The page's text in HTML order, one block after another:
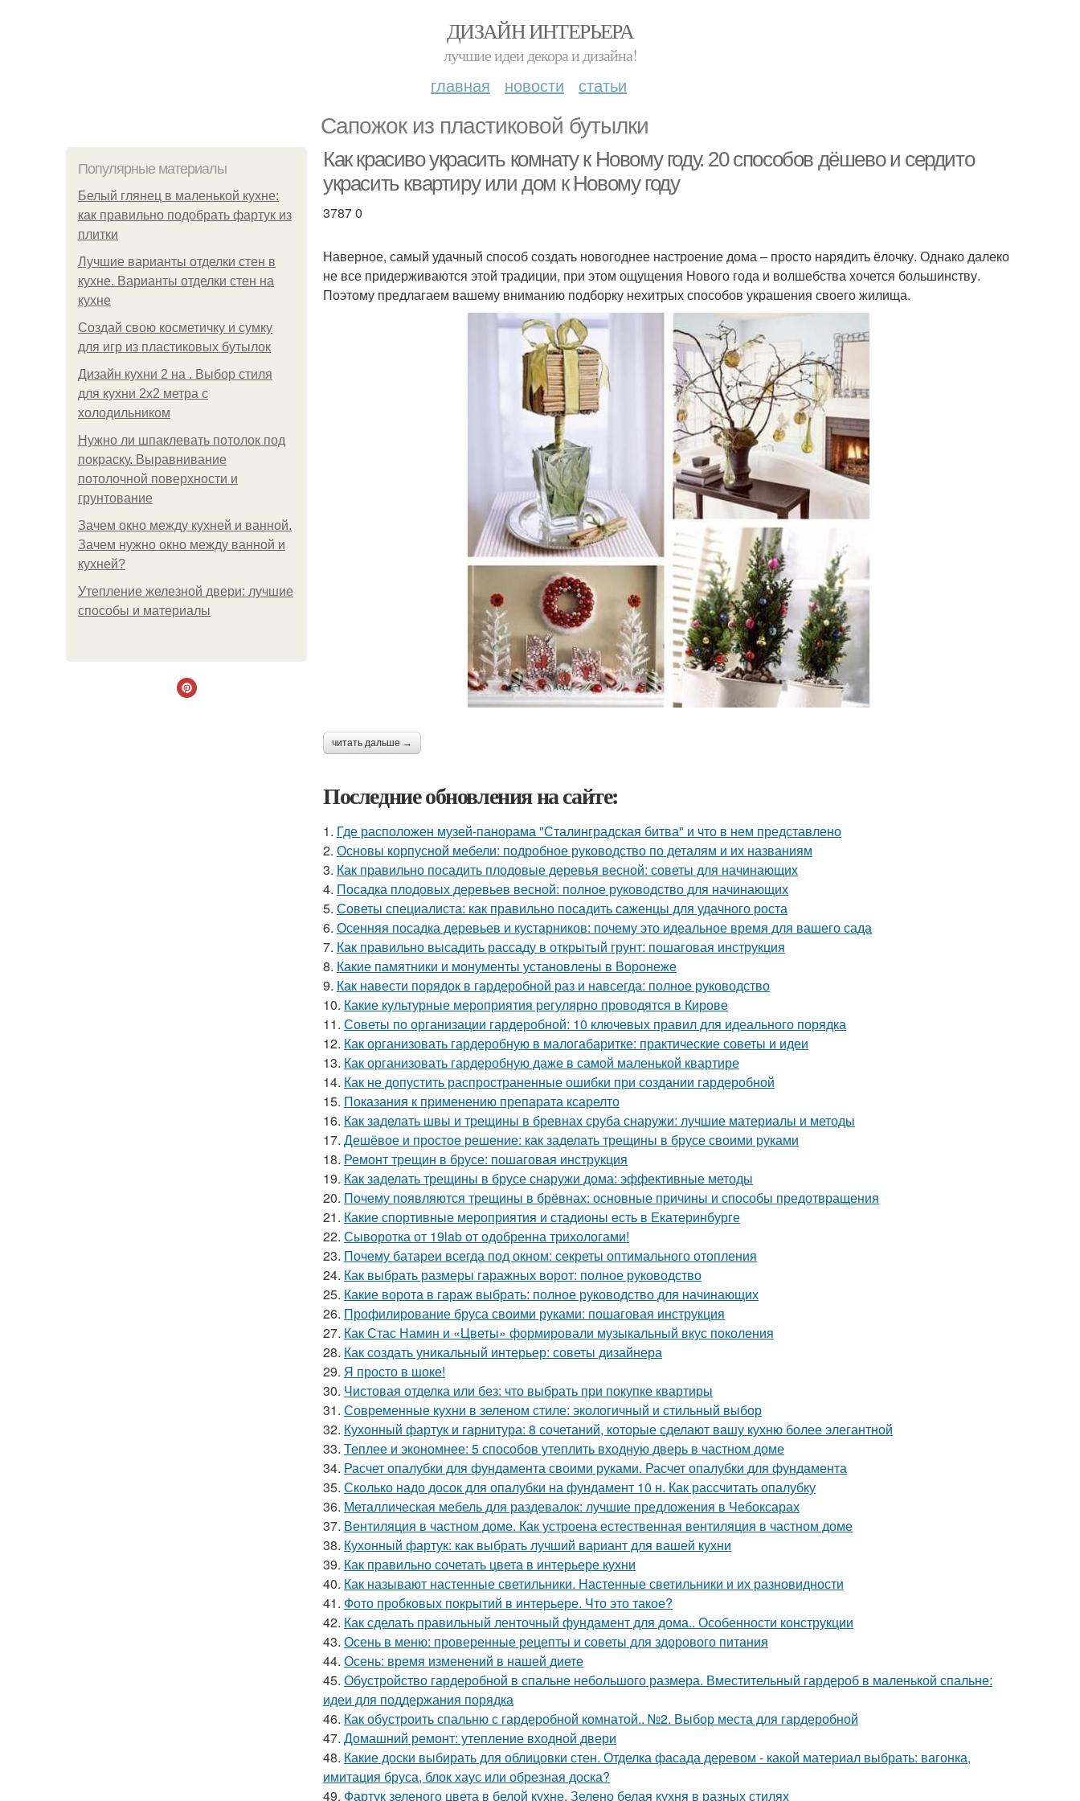
ДИЗАЙН ИНТЕРЬЕРА
лучшие идеи декора и дизайна!
главная новости статьи
Сапожок из пластиковой бутылки
Популярные материалы
Белый глянец в маленькой кухне:
как правильно подобрать фартук из
плитки
Лучшие варианты отделки стен в
кухне. Варианты отделки стен на
кухне
Создай свою косметичку и сумку
для игр из пластиковых бутылок
Дизайн кухни 2 на . Выбор стиля
для кухни 2х2 метра с
холодильником
Нужно ли шпаклевать потолок под
покраску. Выравнивание
потолочной поверхности и
грунтование
Зачем окно между кухней и ванной.
Зачем нужно окно между ванной и
кухней?
Утепление железной двери: лучшие
способы и материалы
Как красиво украсить комнату к Новому году. 20 способов дёшево и сердито
украсить квартиру или дом к Новому году
3787 0
Наверное, самый удачный способ создать новогоднее настроение дома – просто нарядить ёлочку. Однако далеко
не все придерживаются этой традиции, при этом ощущения Нового года и волшебства хочется большинству.
Поэтому предлагаем вашему вниманию подборку нехитрых способов украшения своего жилища.
читать дальше →
Последние обновления на сайте:
1. Где расположен музей-панорама "Сталинградская битва" и что в нем представлено
2. Основы корпусной мебели: подробное руководство по деталям и их названиям
3. Как правильно посадить плодовые деревья весной: советы для начинающих
4. Посадка плодовых деревьев весной: полное руководство для начинающих
5. Советы специалиста: как правильно посадить саженцы для удачного роста
6. Осенняя посадка деревьев и кустарников: почему это идеальное время для вашего сада
7. Как правильно высадить рассаду в открытый грунт: пошаговая инструкция
8. Какие памятники и монументы установлены в Воронеже
9. Как навести порядок в гардеробной раз и навсегда: полное руководство
10. Какие культурные мероприятия регулярно проводятся в Кирове
11. Советы по организации гардеробной: 10 ключевых правил для идеального порядка
12. Как организовать гардеробную в малогабаритке: практические советы и идеи
13. Как организовать гардеробную даже в самой маленькой квартире
14. Как не допустить распространенные ошибки при создании гардеробной
15. Показания к применению препарата ксарелто
16. Как заделать швы и трещины в бревнах сруба снаружи: лучшие материалы и методы
17. Дешёвое и простое решение: как заделать трещины в брусе своими руками
18. Ремонт трещин в брусе: пошаговая инструкция
19. Как заделать трещины в брусе снаружи дома: эффективные методы
20. Почему появляются трещины в брёвнах: основные причины и способы предотвращения
21. Какие спортивные мероприятия и стадионы есть в Екатеринбурге
22. Сыворотка от 19lab от одобренна трихологами!
23. Почему батареи всегда под окном: секреты оптимального отопления
24. Как выбрать размеры гаражных ворот: полное руководство
25. Какие ворота в гараж выбрать: полное руководство для начинающих
26. Профилирование бруса своими руками: пошаговая инструкция
27. Как Стас Намин и «Цветы» формировали музыкальный вкус поколения
28. Как создать уникальный интерьер: советы дизайнера
29. Я просто в шоке!
30. Чистовая отделка или без: что выбрать при покупке квартиры
31. Современные кухни в зеленом стиле: экологичный и стильный выбор
32. Кухонный фартук и гарнитура: 8 сочетаний, которые сделают вашу кухню более элегантной
33. Теплее и экономнее: 5 способов утеплить входную дверь в частном доме
34. Расчет опалубки для фундамента своими руками. Расчет опалубки для фундамента
35. Сколько надо досок для опалубки на фундамент 10 н. Как рассчитать опалубку
36. Металлическая мебель для раздевалок: лучшие предложения в Чебоксарах
37. Вентиляция в частном доме. Как устроена естественная вентиляция в частном доме
38. Кухонный фартук: как выбрать лучший вариант для вашей кухни
39. Как правильно сочетать цвета в интерьере кухни
40. Как называют настенные светильники. Настенные светильники и их разновидности
41. Фото пробковых покрытий в интерьере. Что это такое?
42. Как сделать правильный ленточный фундамент для дома.. Особенности конструкции
43. Осень в меню: проверенные рецепты и советы для здорового питания
44. Осень: время изменений в нашей диете
45. Обустройство гардеробной в спальне небольшого размера. Вместительный гардероб в маленькой спальне:
идеи для поддержания порядка
46. Как обустроить спальню с гардеробной комнатой.. №2. Выбор места для гардеробной
47. Домашний ремонт: утепление входной двери
48. Какие доски выбирать для облицовки стен. Отделка фасада деревом - какой материал выбрать: вагонка,
имитация бруса, блок хаус или обрезная доска?
49. Фартук зеленого цвета в белой кухне. Зелено белая кухня в разных стилях